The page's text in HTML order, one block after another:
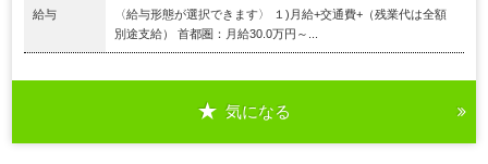
給与
〈給与形態が選択できます〉 １)月給+交通費+（残業代は全額
別途支給） 首都圏：月給30.0万円～...
気になる